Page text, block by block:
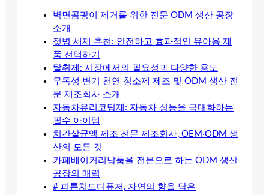
벽면곰팡이 제거를 위한 전문 ODM 생산 공장
소개
젖병 세제 추천: 안전하고 효과적인 유아용 제
품 선택하기
탈취제: 시장에서의 필요성과 다양한 용도
무독성 변기 천연 청소제 제조 및 ODM 생산 전
문 제조회사 소개
자동차유리코팅제: 자동차 성능을 극대화하는
필수 아이템
치간살균액 제조 전문 제조회사, OEM·ODM 생
산의 모든 것
카페베이커리납품을 전문으로 하는 ODM 생산
공장의 매력
# 피톤치드디퓨저, 자연의 향을 담은